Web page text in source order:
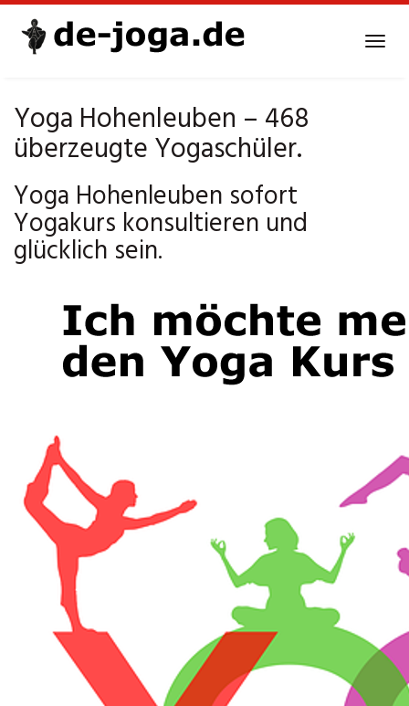
Yoga Hohenleuben – 468
überzeugte Yogaschüler.
Yoga Hohenleuben sofort
Yogakurs konsultieren und
glücklich sein.